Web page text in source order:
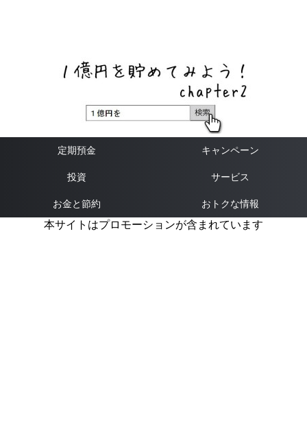
定期預金 キャンペーン
投資 サービス
お金と節約 おトクな情報
本サイトはプロモーションが含まれています